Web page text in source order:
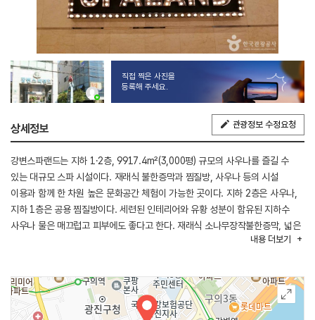
직접 찍은 사진을
등록해 주세요.
상세정보 관광정보 수정요청
강변스파랜드는 지하 1·2층, 9917.4m²(3,000평) 규모의 사우나를 즐길 수
있는 대규모 스파 시설이다. 재래식 불한증막과 찜질방, 사우나 등의 시설
이용과 함께 한 차원 높은 문화공간 체험이 가능한 곳이다. 지하 2층은 사우나,
지하 1층은 공용 찜질방이다. 세련된 인테리어와 유황 성분이 함유된 지하수
사우나 물은 매끄럽고 피부에도 좋다고 한다. 재래식 소나무장작불한증막, 넓은
공용 홀을 비롯하여 숯방, 소금방, 은피라미드방, 여성전용황토불가마, 황토방,
습식사우나, 건식사우나 등 각종 사우나시설을 즐길 수 있다. 부대시설로는
모임방, 어린이놀이방, 당구장, 탁구장, 대형게임장, 충전카페, 피부관리실이
있으며, 한식당과 치킨·스낵코너에서 식사와 간단한 요깃거리를 해결할 수 있다.
내용 더보기